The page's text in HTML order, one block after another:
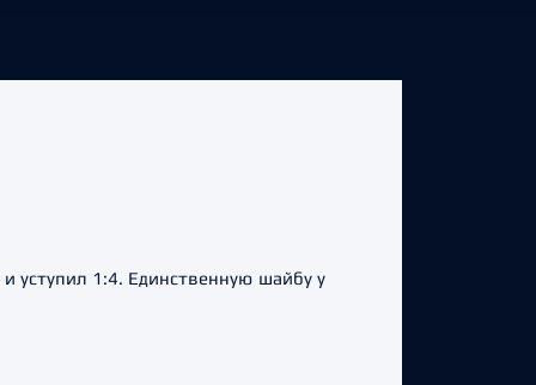
уступил 1:4. Единственную шайбу у